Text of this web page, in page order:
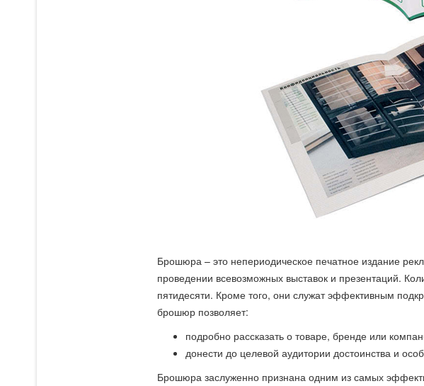
Брошюра – это непериодическое печатное издание
проведении всевозможных выставок и презентаций.
пятидесяти. Кроме того, они служат эффективным
брошюр позволяет:
подробно рассказать о товаре, бренде или
донести до целевой аудитории достоинства и
Брошюра заслуженно признана одним из самых